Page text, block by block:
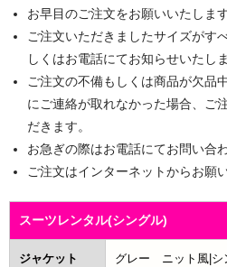
お早目のご注文をお願いいたします
ご注文いただきましたサイズがす
しくはお電話にてお知らせいたしま
ご注文の不備もしくは商品が欠品
にご連絡が取れなかった場合、ご
だきます。
お急ぎの際はお電話にてお問い合
ご注文はインターネットからお願
スーツレンタル(シングル)
ジャケット
グレー ニット風|シ